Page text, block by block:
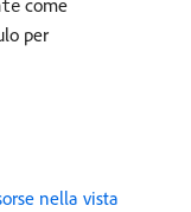
come
per
nella vista